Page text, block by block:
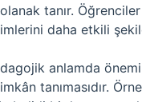
tanır. Öğrenciler
daha etkili
anlamda
tanımasıdır.